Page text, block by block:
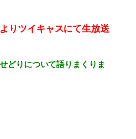
りツイキャスにて生放送
どりについて語りまくりま